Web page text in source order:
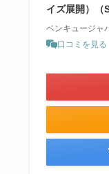
イズ展開）（
ベンキュージャ
口コミを見る